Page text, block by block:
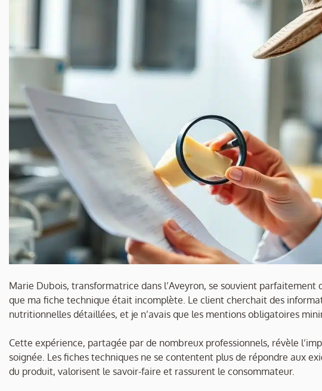
Marie Dubois, transformatrice dans l’Aveyron, se souvient parfaitement
que ma fiche technique était incomplète. Le client cherchait des
nutritionnelles détaillées, et je n’avais que les mentions obligatoires
Cette expérience, partagée par de nombreux professionnels, révèle
soignée. Les fiches techniques ne se contentent plus de répondre aux
du produit, valorisent le savoir-faire et rassurent le consommateur.